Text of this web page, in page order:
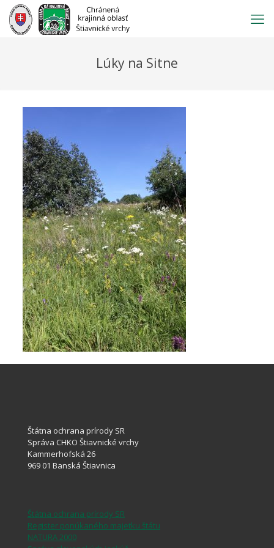
Prejsť
obsah
Lúky na Sitne
Štátna ochrana prírody SR
Správa CHKO Štiavnické vrchy
Kammerhofská 26
969 01 Banská Štiavnica
Štátna ochrana prírody SR
Register ponúkaného majetku štátu
NATURA 2000